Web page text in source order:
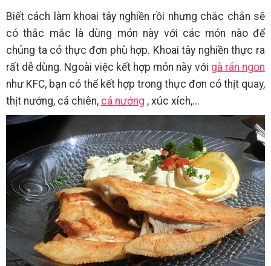
Biết cách làm khoai tây nghiền rồi nhưng chắc chắn sẽ
có thắc mắc là dùng món này với các món nào để
chúng ta có thực đơn phù hợp. Khoai tây nghiền thực ra
rất dễ dùng. Ngoài việc kết hợp món này với gà rán ngon
như KFC, bạn có thể kết hợp trong thực đơn có thịt quay,
thịt nướng, cá chiên, cá nướng , xúc xích,...